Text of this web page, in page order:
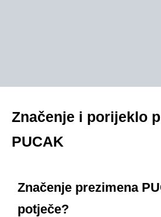
Značenje i porijeklo
PUCAK
Značenje prezimena
potječe?